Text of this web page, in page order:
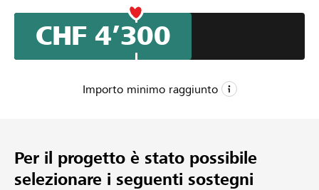
verdient. Nun möchten sie die Chance nutzen, sich auf
europäischer Bühne mit Teams aus ganz Europa zu
messen.
Beitrag bringt uns unserem Ziel näher.
CHF 4’300
Importo minimo raggiunto
CHF 7’000
Importo desiderato
Per il progetto è stato possibile
selezionare i seguenti sostegni